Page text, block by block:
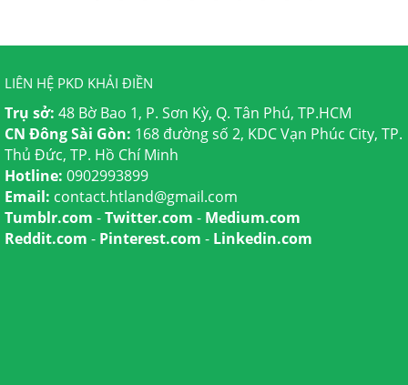
LIÊN HỆ PKD KHẢI ĐIỀN
Trụ sở: 48 Bờ Bao 1, P. Sơn Kỳ, Q. Tân Phú, TP.HCM
CN Đông Sài Gòn: 168 đường số 2, KDC Vạn Phúc City, TP.
Thủ Đức, TP. Hồ Chí Minh
Hotline: 0902993899
Email: contact.htland@gmail.com
Tumblr.com -Twitter.com - Medium.com
Reddit.com - Pinterest.com - Linkedin.com